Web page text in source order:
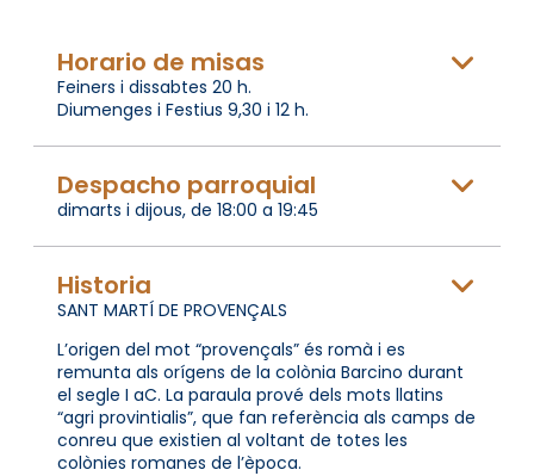
Horario de misas
Feiners i dissabtes 20 h.
Diumenges i Festius 9,30 i 12 h.
Despacho parroquial
dimarts i dijous, de 18:00 a 19:45
Historia
SANT MARTÍ DE PROVENÇALS
L’origen del mot “provençals” és romà i es
remunta als orígens de la colònia Barcino durant
el segle I aC. La paraula prové dels mots llatins
“agri provintialis”, que fan referència als camps de
conreu que existien al voltant de totes les
colònies romanes de l’època.